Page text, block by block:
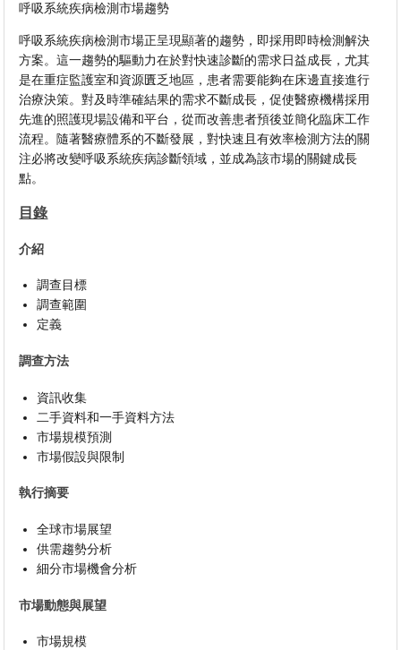
呼吸系統疾病檢測市場趨勢
呼吸系統疾病檢測市場正呈現顯著的趨勢，即採用即時檢測解決
方案。這一趨勢的驅動力在於對快速診斷的需求日益成長，尤其
是在重症監護室和資源匱乏地區，患者需要能夠在床邊直接進行
治療決策。對及時準確結果的需求不斷成長，促使醫療機構採用
先進的照護現場設備和平台，從而改善患者預後並簡化臨床工作
流程。隨著醫療體系的不斷發展，對快速且有效率檢測方法的關
注必將改變呼吸系統疾病診斷領域，並成為該市場的關鍵成長
點。
目錄
介紹
調查目標
調查範圍
定義
調查方法
資訊收集
二手資料和一手資料方法
市場規模預測
市場假設與限制
執行摘要
全球市場展望
供需趨勢分析
細分市場機會分析
市場動態與展望
市場規模